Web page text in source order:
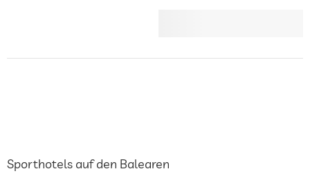
Sporthotels auf den Balearen